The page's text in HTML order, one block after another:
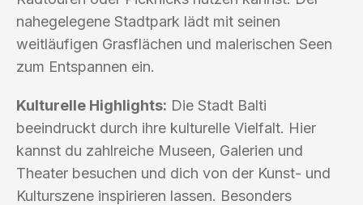
nahegelegene Stadtpark lädt mit seinen
weitläufigen Grasflächen und malerischen Seen
zum Entspannen ein.
Kulturelle Highlights: Die Stadt Balti
beeindruckt durch ihre kulturelle Vielfalt. Hier
kannst du zahlreiche Museen, Galerien und
Theater besuchen und dich von der Kunst- und
Kulturszene inspirieren lassen. Besonders